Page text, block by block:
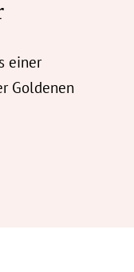
einer
Goldenen